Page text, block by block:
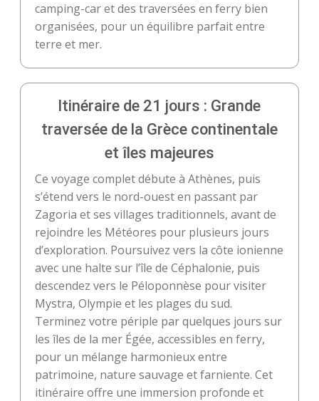
camping-car et des traversées en ferry bien
organisées, pour un équilibre parfait entre
terre et mer.
Itinéraire de 21 jours : Grande
traversée de la Grèce continentale
et îles majeures
Ce voyage complet débute à Athènes, puis
s’étend vers le nord-ouest en passant par
Zagoria et ses villages traditionnels, avant de
rejoindre les Météores pour plusieurs jours
d’exploration. Poursuivez vers la côte ionienne
avec une halte sur l’île de Céphalonie, puis
descendez vers le Péloponnèse pour visiter
Mystra, Olympie et les plages du sud.
Terminez votre périple par quelques jours sur
les îles de la mer Égée, accessibles en ferry,
pour un mélange harmonieux entre
patrimoine, nature sauvage et farniente. Cet
itinéraire offre une immersion profonde et